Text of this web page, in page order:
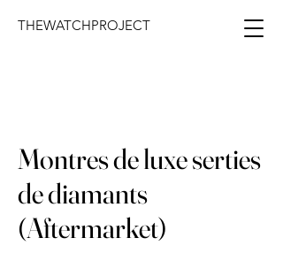
THEWATCHPROJECT
Montres de luxe serties
de diamants
(Aftermarket)